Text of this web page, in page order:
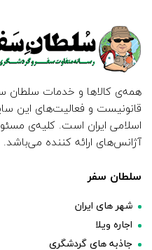
همه‌ی کالاها و خدمات سلطان
قانونیست و فعالیت‌های این
اسلامی ایران است. کلیه‌ی
آژانس‌های ارائه کننده می‌باشد.
سلطان سفر
شهر های ایران
اجاره ویلا
جاذبه های گردشگری